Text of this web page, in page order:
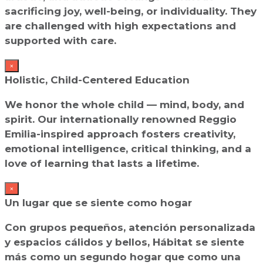
sacrificing joy, well-being, or individuality. They
are challenged with high expectations and
supported with care.
×
Holistic, Child-Centered Education
We honor the whole child — mind, body, and
spirit. Our internationally renowned Reggio
Emilia-inspired approach fosters creativity,
emotional intelligence, critical thinking, and a
love of learning that lasts a lifetime.
×
Un lugar que se siente como hogar
Con grupos pequeños, atención personalizada
y espacios cálidos y bellos, Hábitat se siente
más como un segundo hogar que como una